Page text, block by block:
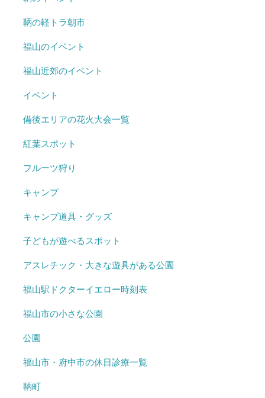
鞆の軽トラ朝市
福山のイベント
福山近郊のイベント
イベント
備後エリアの花火大会一覧
紅葉スポット
フルーツ狩り
キャンプ
キャンプ道具・グッズ
子どもが遊べるスポット
アスレチック・大きな遊具がある公園
福山駅ドクターイエロー時刻表
福山市の小さな公園
公園
福山市・府中市の休日診療一覧
鞆町